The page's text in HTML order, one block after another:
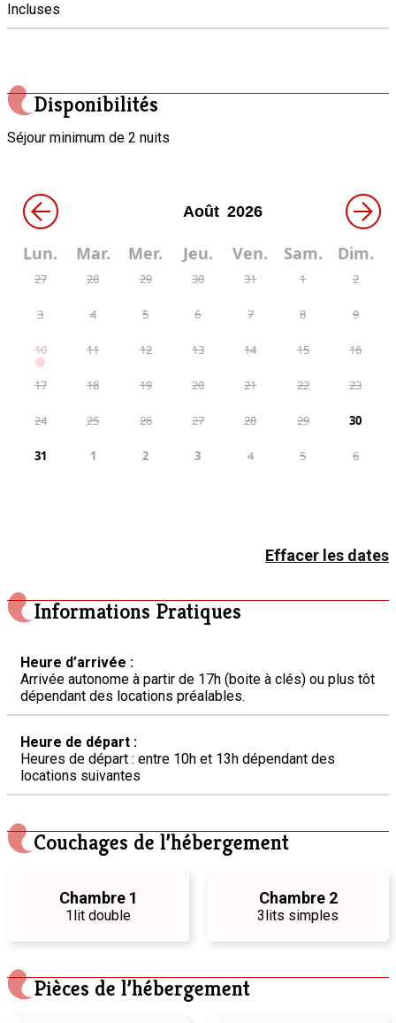
Incluses
Disponibilités
Séjour minimum de 2 nuits
← →
Lun. Mar. Mer. Jeu. Ven. Sam. Dim.
27 28 29 30 31 1 2
3 4 5 6 7 8 9
10 11 12 13 14 15 16
17 18 19 20 21 22 23
24 25 26 27 28 29 30
31 1 2 3 4 5 6
Effacer les dates
Informations Pratiques
Heure d’arrivée :
Arrivée autonome à partir de 17h (boite à clés) ou plus tôt
dépendant des locations préalables.
Heure de départ :
Heures de départ : entre 10h et 13h dépendant des
locations suivantes
Couchages de l’hébergement
Chambre 1
1lit double
Chambre 2
3lits simples
Pièces de l’hébergement